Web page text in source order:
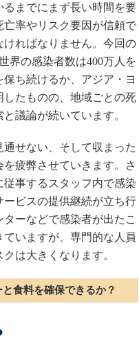
までにまず長い時間を要
率やリスク要因が信頼で
ればなりません。今回の
界の感染者数は400万人を
ち続けるか、アジア・ヨ
たものの、地域ごとの死
議論が続いています。
せない、そして収まった
疲弊させていきます。さ
事するスタッフ内で感染
ビスの提供継続が立ち行
ーなどで感染者が出たこ
いますが、専門的な人員
は大きくなります。
食料を確保できるか？